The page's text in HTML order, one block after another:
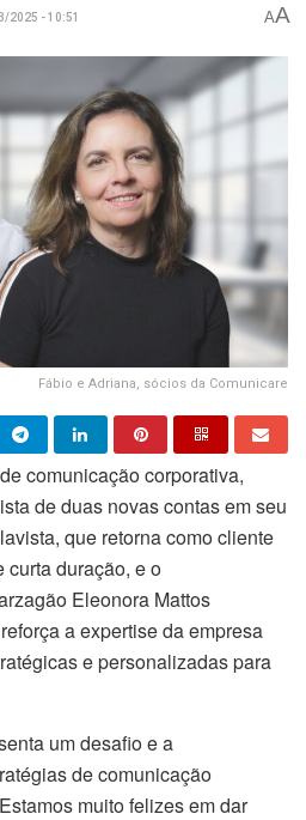
2025 - 10:51 AA
Fábio e Adriana, sócios da Comunicare
comunicação corporativa,
de duas novas contas em seu
que retorna como cliente
curta duração, e o
Eleonora Mattos
a expertise da empresa
e personalizadas para
um desafio e a
de comunicação
muito felizes em dar